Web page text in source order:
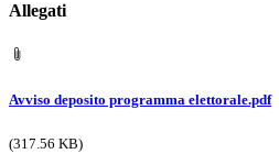
Allegati
Avviso deposito programma elettorale.pdf
(317.56 KB)